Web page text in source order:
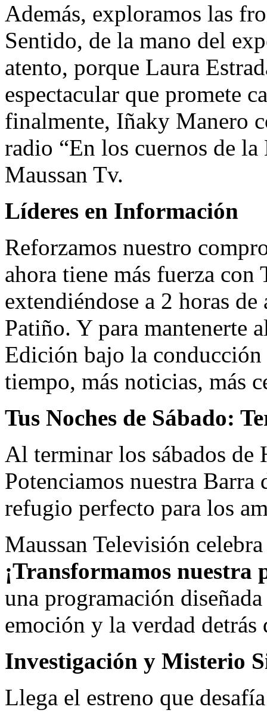
Además, exploramos las
Sentido, de la mano del
atento, porque Laura
espectacular que promete
finalmente, Iñaky Manero
radio “En los cuernos de
Maussan Tv.
Líderes en Información
Reforzamos nuestro
ahora tiene más fuerza
extendiéndose a 2 horas
Patiño. Y para mantenerte
Edición bajo la
tiempo, más noticias, más
Tus Noches de Sábado:
Al terminar los sábados
Potenciamos nuestra
refugio perfecto para los
Maussan Televisión
¡Transformamos
una programación
emoción y la verdad
Investigación y Misterio
Llega el estreno que